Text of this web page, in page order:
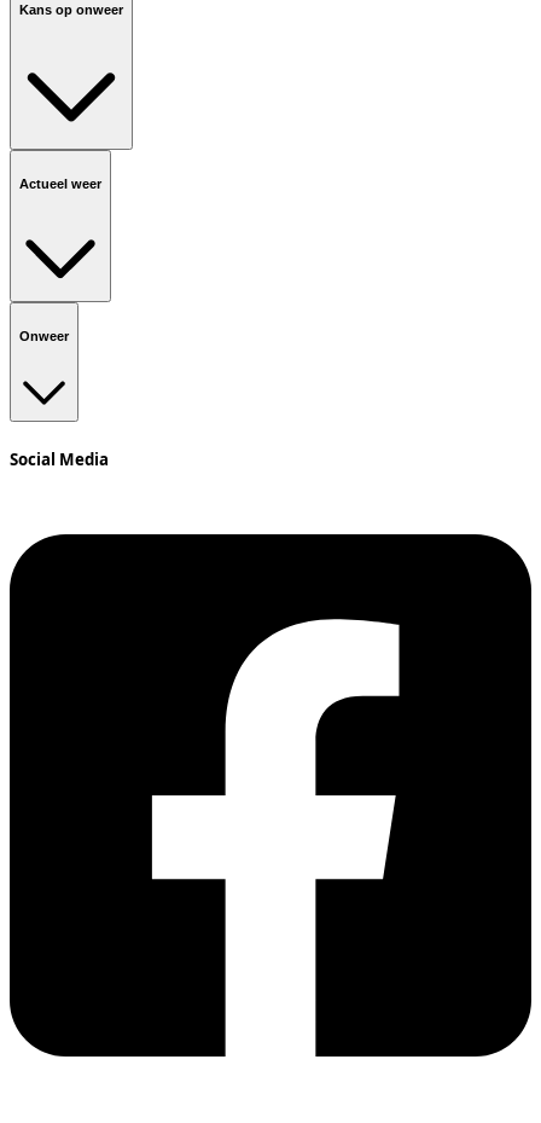
Kans op onweer
Actueel weer
Onweer
Social Media